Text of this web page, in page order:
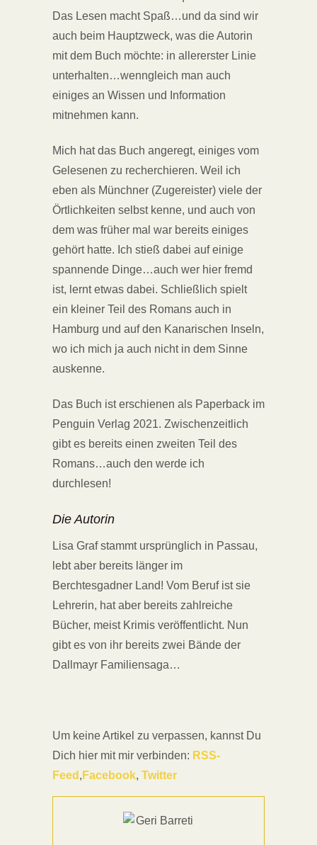
Das Lesen macht Spaß…und da sind wir
auch beim Hauptzweck, was die Autorin
mit dem Buch möchte: in allererster Linie
unterhalten…wenngleich man auch
einiges an Wissen und Information
mitnehmen kann.
Mich hat das Buch angeregt, einiges vom
Gelesenen zu recherchieren. Weil ich
eben als Münchner (Zugereister) viele der
Örtlichkeiten selbst kenne, und auch von
dem was früher mal war bereits einiges
gehört hatte. Ich stieß dabei auf einige
spannende Dinge…auch wer hier fremd
ist, lernt etwas dabei. Schließlich spielt
ein kleiner Teil des Romans auch in
Hamburg und auf den Kanarischen Inseln,
wo ich mich ja auch nicht in dem Sinne
auskenne.
Das Buch ist erschienen als Paperback im
Penguin Verlag 2021. Zwischenzeitlich
gibt es bereits einen zweiten Teil des
Romans…auch den werde ich
durchlesen!
Die Autorin
Lisa Graf stammt ursprünglich in Passau,
lebt aber bereits länger im
Berchtesgadner Land! Vom Beruf ist sie
Lehrerin, hat aber bereits zahlreiche
Bücher, meist Krimis veröffentlicht. Nun
gibt es von ihr bereits zwei Bände der
Dallmayr Familiensaga…
Um keine Artikel zu verpassen, kannst Du
Dich hier mit mir verbinden: RSS-
Feed , Facebook, Twitter